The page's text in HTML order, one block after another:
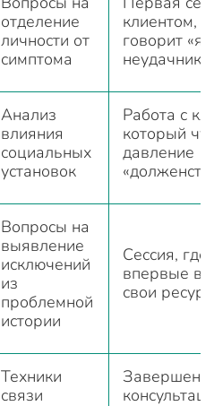
отделение
личности от
симптома
клиентом,
говорит «я
неудачник»
Анализ
влияния
социальных
установок
Работа с
который
давление
Вопросы на
выявление
исключений
из
проблемной
истории
Сессия, где
впервые
свои
Техники
связи